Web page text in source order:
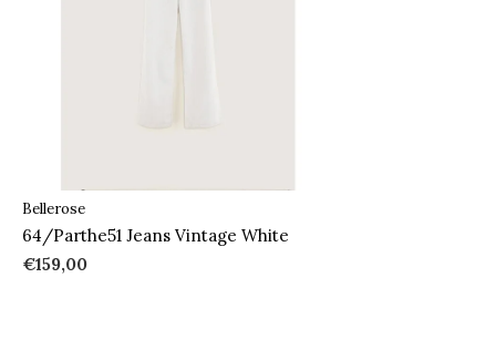
Bellerose
64/Parthe51 Jeans Vintage White
€159,00